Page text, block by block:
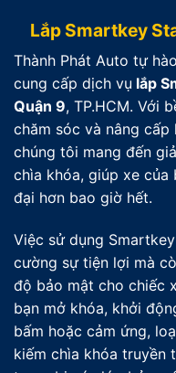
Lắp Smartkey
Thành Phát Auto tự
cung cấp dịch vụ lắp
Quận 9, TP.HCM. Với
chăm sóc và nâng
chúng tôi mang đến
chìa khóa, giúp xe của
đại hơn bao giờ hết.
Việc sử dụng
cường sự tiện lợi mà
độ bảo mật cho chiếc
bạn mở khóa, khởi
bấm hoặc cảm ứng,
kiếm chìa khóa truyền